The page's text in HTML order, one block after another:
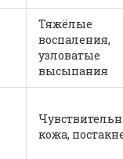
Тяжёлые
воспаления,
узловатые
высыпания
кожа,